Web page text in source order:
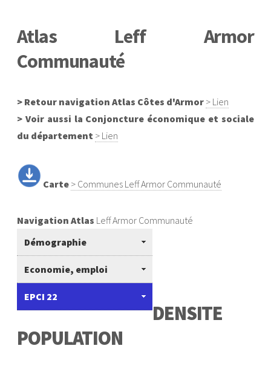
Atlas Leff Armor
Communauté
> Retour navigation Atlas Côtes d'Armor > Lien
> Voir aussi la Conjoncture économique et sociale
du département > Lien
Carte > Communes Leff Armor Communauté
Navigation Atlas Leff Armor Communauté
Démographie
Economie, emploi
EPCI 22
DENSITE
POPULATION